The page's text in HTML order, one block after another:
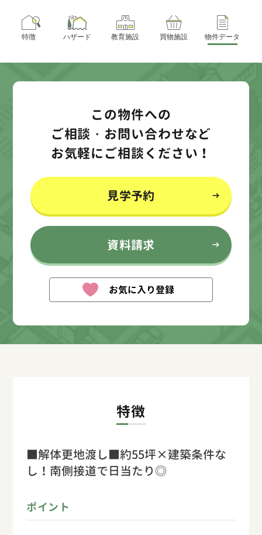
特徴 ハザード 教育施設 買物施設 物件データ
この物件への
ご相談・お問い合わせなど
お気軽にご相談ください！
見学予約
資料請求
お気に入り登録
特徴
■解体更地渡し■約55坪×建築条件な
し！南側接道で日当たり◎
ポイント